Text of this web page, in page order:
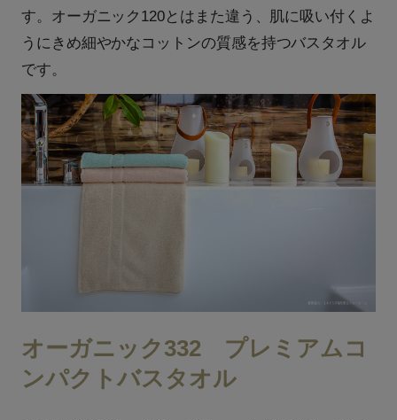
す。オーガニック120とはまた違う、肌に吸い付くよ
うにきめ細やかなコットンの質感を持つバスタオル
です。
オーガニック332 プレミアムコ
ンパクトバスタオル